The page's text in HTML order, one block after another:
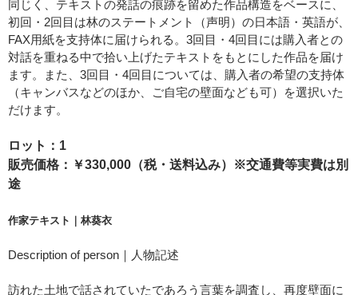
同じく、テキストの発話の痕跡を留めた作品構造をベースに、
初回・2回目は林のステートメント（声明）の日本語・英語が、
FAX用紙を支持体に届けられる。3回目・4回目には購入者との
対話を重ねる中で拾い上げたテキストをもとにした作品を届け
ます。また、3回目・4回目については、購入者の希望の支持体
（キャンバスなどのほか、ご自宅の壁面なども可）を選択いた
だけます。
ロット：1
販売価格：￥330,000（税・送料込み）※交通費等実費は別
途
作家テキスト｜ 林葵衣
Description of person｜人物記述
訪れた土地で話されていたであろう言葉を調査し、再度壁面に